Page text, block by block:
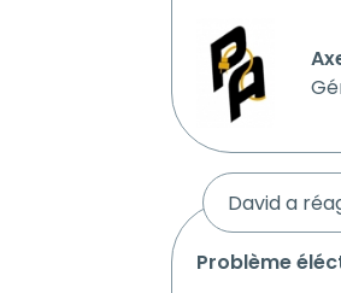
David a
problème